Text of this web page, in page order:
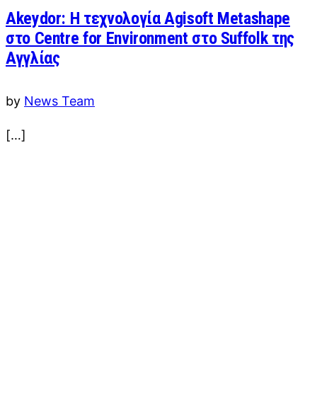
Akeydor: H τεχνολογία Agisoft Metashape
στο Centre for Environment στο Suffolk της
Αγγλίας
by News Team
[…]